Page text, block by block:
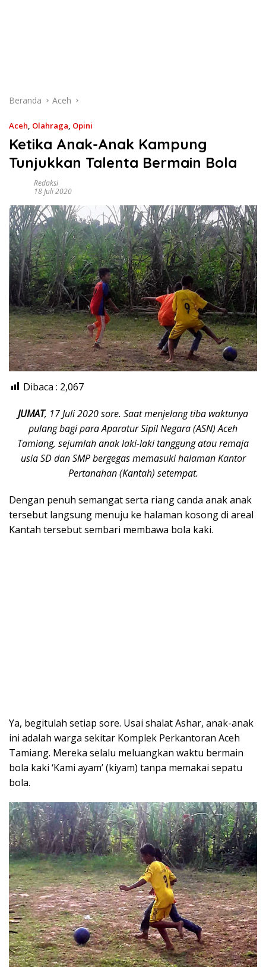
Beranda Aceh
Aceh, Olahraga, Opini
Ketika Anak-Anak Kampung
Tunjukkan Talenta Bermain Bola
Redaksi
18 Juli 2020
Dibaca : 2,067
JUMAT, 17 Juli 2020 sore. Saat menjelang tiba waktunya
pulang bagi para Aparatur Sipil Negara (ASN) Aceh
Tamiang, sejumlah anak laki-laki tanggung atau remaja
usia SD dan SMP bergegas memasuki halaman Kantor
Pertanahan (Kantah) setempat.
Dengan penuh semangat serta riang canda anak anak
tersebut langsung menuju ke halaman kosong di areal
Kantah tersebut sembari membawa bola kaki.
Ya, begitulah setiap sore. Usai shalat Ashar, anak-anak
ini adalah warga sekitar Komplek Perkantoran Aceh
Tamiang. Mereka selalu meluangkan waktu bermain
bola kaki ‘Kami ayam’ (kiyam) tanpa memakai sepatu
bola.